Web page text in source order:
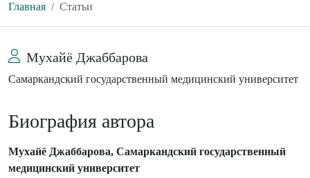
Главная Статьи
Мухайё Джаббарова
Самаркандский государственный медицинский университет
Биография автора
Мухайё Джаббарова, Самаркандский государственный
медицинский университет